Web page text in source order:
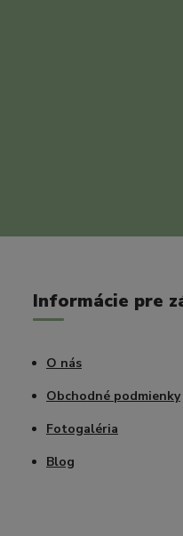
Informácie pre
O nás
Obchodné podmienky
Fotogaléria
Blog